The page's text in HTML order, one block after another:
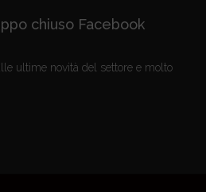
chiuso Facebook
ultime novità del settore e molto